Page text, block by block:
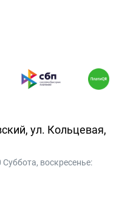
ул. Кольцевая,
воскресенье: